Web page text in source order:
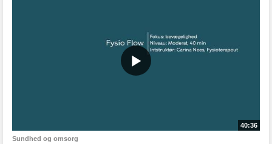
40:36
Sundhed og omsorg